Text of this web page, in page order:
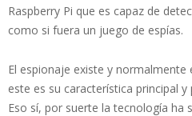
Raspberry Pi que es capaz de
como si fuera un juego de espías.
El espionaje existe y normalmente
este es su característica principal
Eso sí, por suerte la tecnología ha